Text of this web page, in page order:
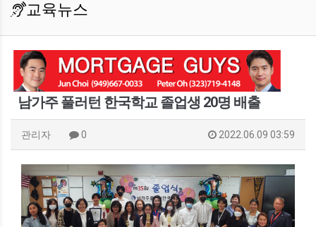
교육뉴스
남가주 풀러턴 한국학교 졸업생 20명 배출
관리자 0 2022.06.09 03:59